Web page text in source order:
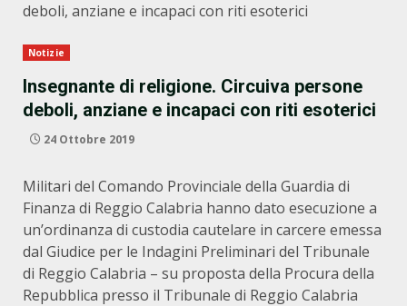
deboli, anziane e incapaci con riti esoterici
Notizie
Insegnante di religione. Circuiva persone
deboli, anziane e incapaci con riti esoterici
24 Ottobre 2019
Militari del Comando Provinciale della Guardia di
Finanza di Reggio Calabria hanno dato esecuzione a
un’ordinanza di custodia cautelare in carcere emessa
dal Giudice per le Indagini Preliminari del Tribunale
di Reggio Calabria – su proposta della Procura della
Repubblica presso il Tribunale di Reggio Calabria